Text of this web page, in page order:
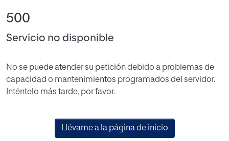
500
Servicio no disponible
No se puede atender su petición debido a problemas de
capacidad o mantenimientos programados del servidor.
Inténtelo más tarde, por favor.
Llévame a la página de inicio